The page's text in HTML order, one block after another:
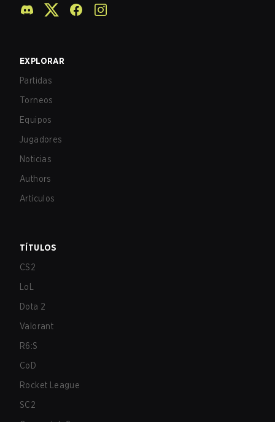
EXPLORAR
Partidas
Torneos
Equipos
Jugadores
Noticias
Authors
Artículos
TÍTULOS
CS2
LoL
Dota 2
Valorant
R6:S
CoD
Rocket League
SC2